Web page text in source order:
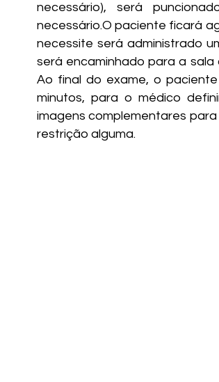
necessário), será
necessário.O paciente ficará
necessite será administrado
será encaminhado para a
Ao final do exame, o
minutos, para o médico
imagens complementares
restrição alguma.